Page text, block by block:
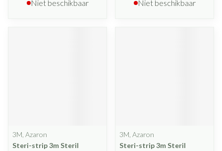
Niet beschikbaar Niet beschikbaar
3M, Azaron
Steri-strip 3m Steril
3M, Azaron
Steri-strip 3m Steril